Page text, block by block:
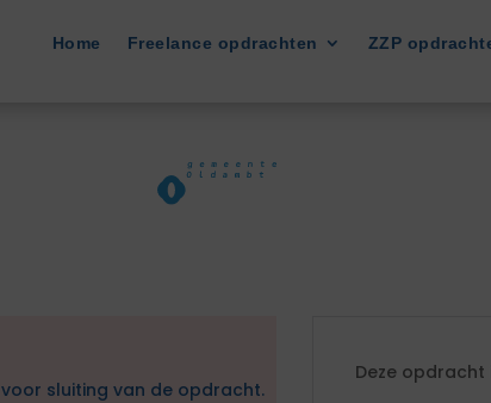
Home Freelance opdrachten ZZP
voor sluiting van de opdracht.
Deze opdracht